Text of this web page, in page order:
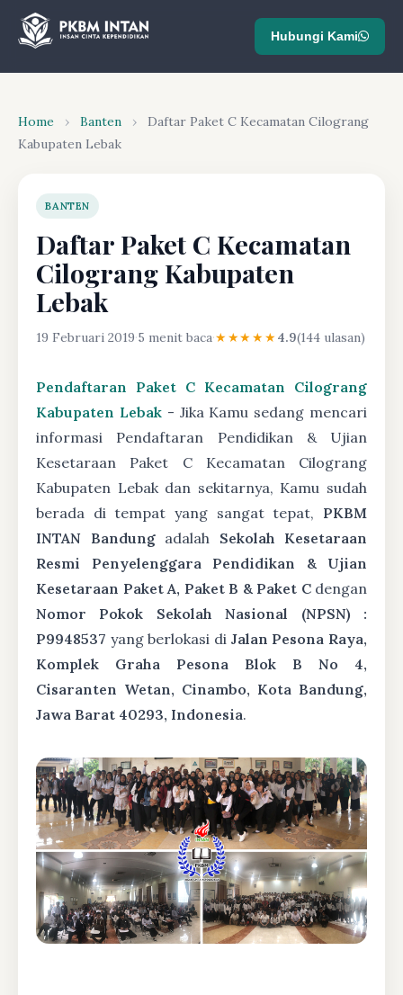
Hubungi Kami
Home › Banten ›
Daftar Paket C Kecamatan Cilograng
Kabupaten Lebak
BANTEN
Daftar Paket C Kecamatan
Cilograng Kabupaten
Lebak
19 Februari 2019·5 menit baca·★★★★★4.9(144 ulasan)
Pendaftaran Paket C Kecamatan Cilograng
Kabupaten Lebak- Jika Kamu sedang mencari
informasi Pendaftaran Pendidikan & Ujian
Kesetaraan Paket C Kecamatan Cilograng
Kabupaten Lebak dan sekitarnya, Kamu sudah
berada di tempat yang sangat tepat, PKBM
INTAN Bandungadalah Sekolah Kesetaraan
Resmi Penyelenggara Pendidikan & Ujian
Kesetaraan Paket A, Paket B & Paket Cdengan
Nomor Pokok Sekolah Nasional (NPSN) :
P9948537 yang berlokasi di Jalan Pesona Raya,
Komplek Graha Pesona Blok B No 4,
Cisaranten Wetan, Cinambo, Kota Bandung,
Jawa Barat 40293, Indonesia.